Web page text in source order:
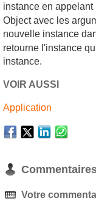
instance en appelant
Object avec les
nouvelle instance
retourne l'instance
instance.
VOIR AUSSI
Application
Votre